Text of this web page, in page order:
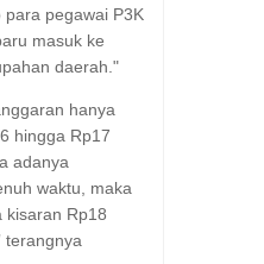
pegawai P3K
masuk ke
daerah."
hanya
hingga Rp17
adanya
waktu, maka
kisaran Rp18
terangnya